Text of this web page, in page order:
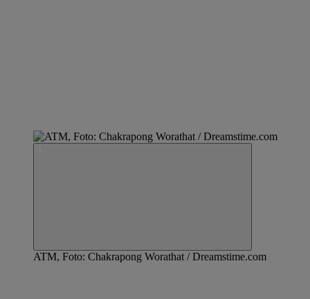
ATM, Foto: Chakrapong Worathat / Dreamstime.com